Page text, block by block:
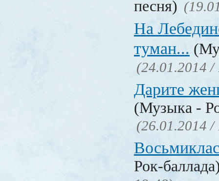
песня)
На
туман...
(24.01.2014 /
Дарите
(Музыка -
(26.01.2014 /
Рок-